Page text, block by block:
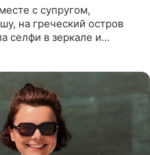
с супругом,
на греческий остров
селфи в зеркале и